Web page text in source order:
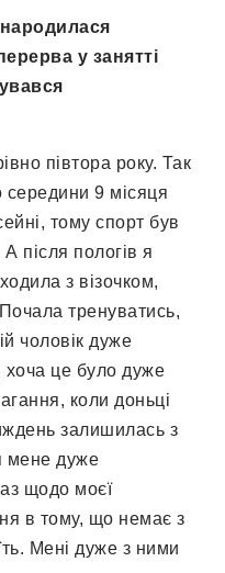
у занятті
півтора року. Так
середини 9 місяця
тому спорт був
після пологів я
з візочком,
тренуватись,
чоловік дуже
хоча це було дуже
коли доньці
залишилась з
мене дуже
щодо моєї
в тому, що немає з
Мені дуже з ними